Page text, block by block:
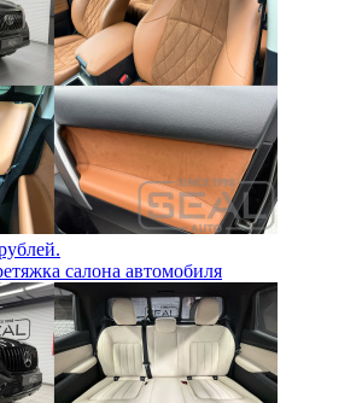
салона автомобиля